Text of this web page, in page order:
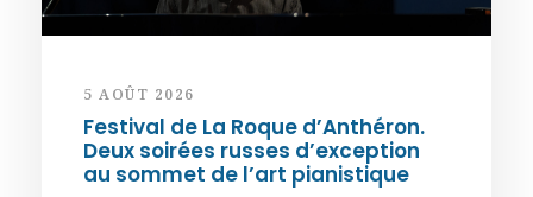
5 AOÛT 2026
Festival de La Roque d’Anthéron.
Deux soirées russes d’exception
au sommet de l’art pianistique